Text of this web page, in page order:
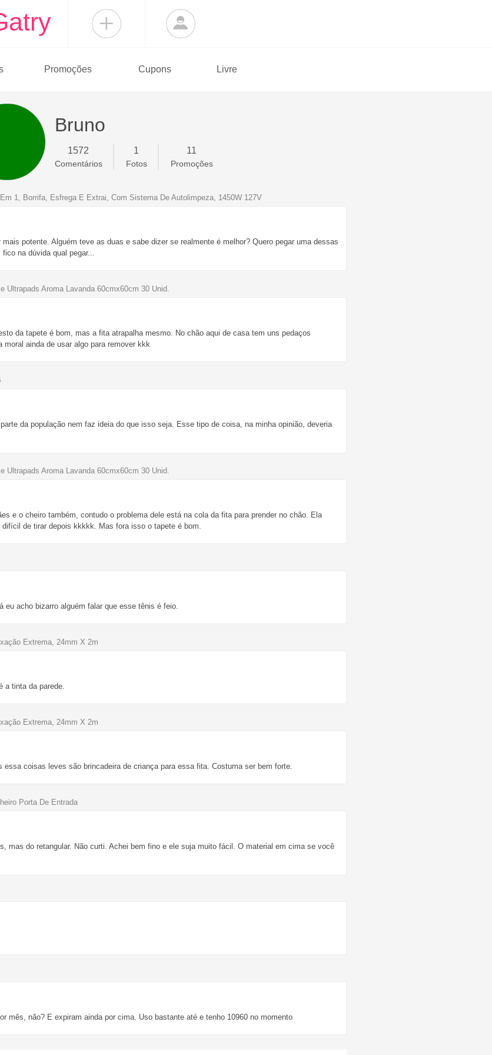
Promoções Cupons Livre
Bruno
1572
Comentários
1
Fotos
11
Promoções
1, Borrifa, Esfrega E Extrai, Com Sistema De Autolimpeza, 1450W 127V
potente. Alguém teve as duas e sabe dizer se realmente é melhor? Quero pegar uma dessas
na dúvida qual pegar...
Ultrapads Aroma Lavanda 60cmx60cm 30 Unid.
da tapete é bom, mas a fita atrapalha mesmo. No chão aqui de casa tem uns pedaços
ainda de usar algo para remover kkk
da população nem faz ideia do que isso seja. Esse tipo de coisa, na minha opinião, deveria
Ultrapads Aroma Lavanda 60cmx60cm 30 Unid.
e o cheiro também, contudo o problema dele está na cola da fita para prender no chão. Ela
de tirar depois kkkkk. Mas fora isso o tapete é bom.
acho bizarro alguém falar que esse tênis é feio.
Extrema, 24mm X 2m
a tinta da parede.
Extrema, 24mm X 2m
essa coisas leves são brincadeira de criança para essa fita. Costuma ser bem forte.
Porta De Entrada
mas do retangular. Não curti. Achei bem fino e ele suja muito fácil. O material em cima se você
mês, não? E expiram ainda por cima. Uso bastante até e tenho 10960 no momento